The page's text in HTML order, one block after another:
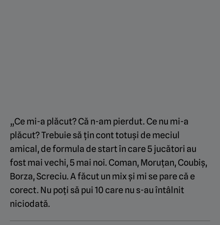
„Ce mi-a plăcut? Că n-am pierdut. Ce nu mi-a
plăcut? Trebuie să țin cont totuși de meciul
amical, de formula de start în care 5 jucători au
fost mai vechi, 5 mai noi. Coman, Moruțan, Coubiș,
Borza, Screciu. A făcut un mix și mi se pare că e
corect. Nu poți să pui 10 care nu s-au întâlnit
niciodată.